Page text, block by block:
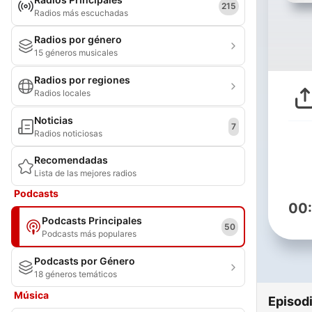
Radios más escuchadas
215
Radios por género
15 géneros musicales
Radios por regiones
Radios locales
Noticias
Radios noticiosas
7
Recomendadas
Lista de las mejores radios
Podcasts
Podcasts Principales
Podcasts más populares
50
Podcasts por Género
18 géneros temáticos
Música